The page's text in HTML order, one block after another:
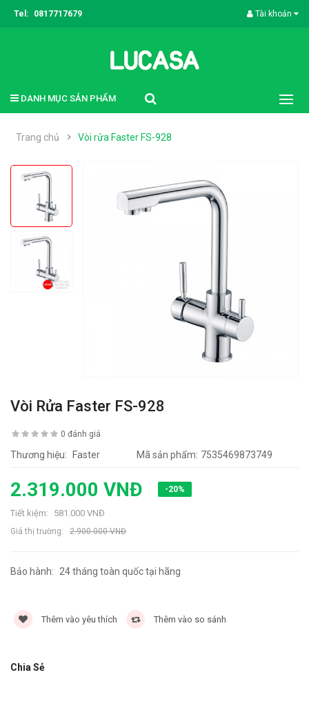
Tel: 0817717679 Tài khoản
DANH MỤC SẢN PHẨM
Trang chủ Vòi rửa Faster FS-928
Vòi Rửa Faster FS-928
0 đánh giá
Thương hiệu: Faster Mã sản phẩm: 7535469873749
2.319.000 VNĐ -20%
Tiết kiệm: 581.000 VNĐ
Giá thị trường: 2.900.000 VNĐ
Bảo hành: 24 tháng toàn quốc tại hãng
Thêm vào yêu thích Thêm vào so sánh
Chia Sẻ